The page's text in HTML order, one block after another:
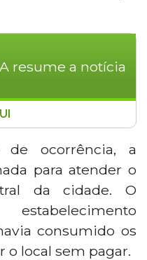
resume a notícia
preso em
de Campo
com as
ao tentar
de R$ 4 cada
Militar foi
à Praça
agressivo.
de ocorrência, a
para atender o
da cidade. O
consumido os
o local sem pagar.